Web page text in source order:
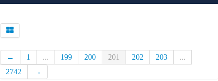
← 1 ... 199 200 201 202 203
...
2742
→